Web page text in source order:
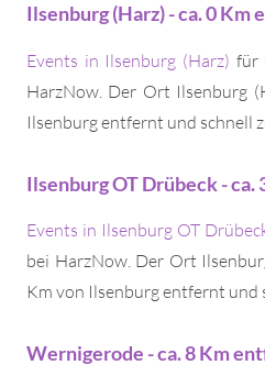
Ilsenburg (Harz) - ca. 0 Km
Events in Ilsenburg (Harz) für
HarzNow. Der Ort Ilsenburg
Ilsenburg entfernt und schnell
Ilsenburg OT Drübeck -
Events in Ilsenburg OT
bei HarzNow. Der Ort
Km von Ilsenburg entfernt und
Wernigerode - ca. 8 Km